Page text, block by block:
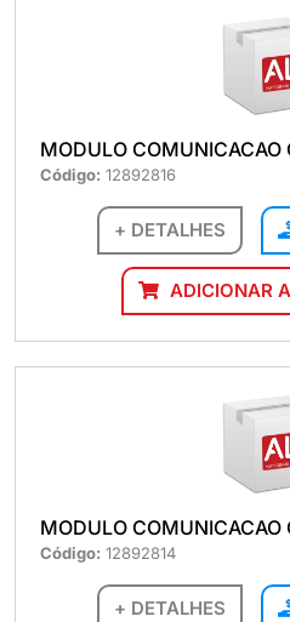
MODULO
Código: 12892816
+ DETALHES
ADICIONAR
MODULO
Código: 12892814
+ DETALHES